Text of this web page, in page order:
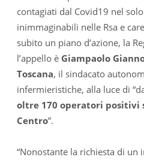
contagiati dal Covid19 nel
inimmaginabili nelle Rsa e
subito un piano d’azione, la
l’appello è Giampaolo
Toscana, il sindacato
infermieristiche, alla luce di
oltre 170 operatori positivi
Centro”.
“Nonostante la richiesta di un